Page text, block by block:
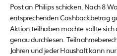
Post an Philips schicken. Nach 8
entsprechenden Cashbackbetrag
Aktion teilhaben möchte sollte sich
genau durchlesen.
Jahren und jeder Haushalt kann